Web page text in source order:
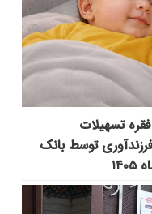
پرداخت ۳ هزار و ۸۸۷ فقره تسهیلات
توسط بانک